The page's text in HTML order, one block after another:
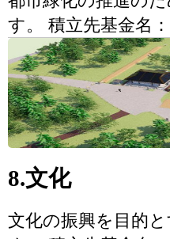
す。 積立先基金名
8.文化
文化の振興を目的